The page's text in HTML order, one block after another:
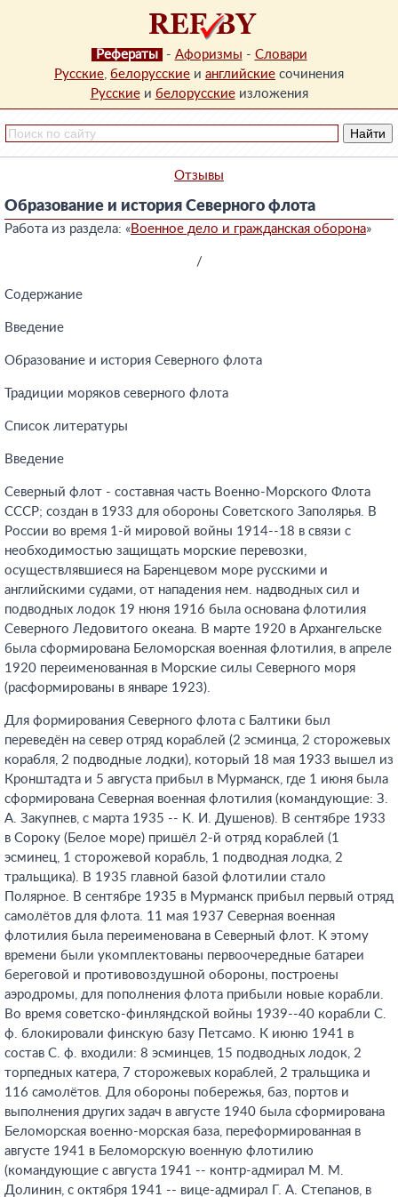
Рефераты - Афоризмы - Словари
Русские, белорусские и английские сочинения
Русскиеи белорусскиеизложения
Отзывы
Образование и история Северного флота
Работа из раздела: «Военное дело и гражданская оборона»
/
Содержание
Введение
Образование и история Северного флота
Традиции моряков северного флота
Список литературы
Введение
Северный флот - составная часть Военно-Морского Флота
СССР; создан в 1933 для обороны Советского Заполярья. В
России во время 1-й мировой войны 1914--18 в связи с
необходимостью защищать морские перевозки,
осуществлявшиеся на Баренцевом море русскими и
английскими судами, от нападения нем. надводных сил и
подводных лодок 19 нюня 1916 была основана флотилия
Северного Ледовитого океана. В марте 1920 в Архангельске
была сформирована Беломорская военная флотилия, в апреле
1920 переименованная в Морские силы Северного моря
(расформированы в январе 1923).
Для формирования Северного флота с Балтики был
переведён на север отряд кораблей (2 эсминца, 2 сторожевых
корабля, 2 подводные лодки), который 18 мая 1933 вышел из
Кронштадта и 5 августа прибыл в Мурманск, где 1 июня была
сформирована Северная военная флотилия (командующие: З.
А. Закупнев, с марта 1935 -- К. И. Душенов). В сентябре 1933
в Сороку (Белое море) пришёл 2-й отряд кораблей (1
эсминец, 1 сторожевой корабль, 1 подводная лодка, 2
тральщика). В 1935 главной базой флотилии стало
Полярное. В сентябре 1935 в Мурманск прибыл первый отряд
самолётов для флота. 11 мая 1937 Северная военная
флотилия была переименована в Северный флот. К этому
времени были укомплектованы первоочередные батареи
береговой и противовоздушной обороны, построены
аэродромы, для пополнения флота прибыли новые корабли.
Во время советско-финляндской войны 1939--40 корабли С.
ф. блокировали финскую базу Петсамо. К июню 1941 в
состав С. ф. входили: 8 эсминцев, 15 подводных лодок, 2
торпедных катера, 7 сторожевых кораблей, 2 тральщика и
116 самолётов. Для обороны побережья, баз, портов и
выполнения других задач в августе 1940 была сформирована
Беломорская военно-морская база, переформированная в
августе 1941 в Беломорскую военную флотилию
(командующие с августа 1941 -- контр-адмирал М. М.
Долинин, с октября 1941 -- вице-адмирал Г. А. Степанов, в